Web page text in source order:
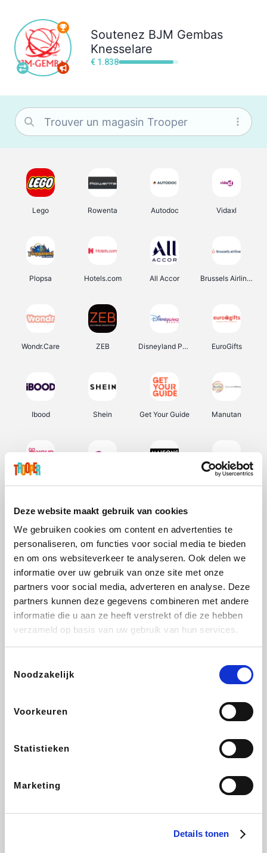
Deze website maakt gebruik van cookies
We gebruiken cookies om content en advertenties te
personaliseren, om functies voor social media te bieden
en om ons websiteverkeer te analyseren. Ook delen we
informatie over uw gebruik van onze site met onze
partners voor social media, adverteren en analyse. Deze
partners kunnen deze gegevens combineren met andere
informatie die u aan ze heeft verstrekt of die ze hebben
verzameld op basis van uw gebruik van hun services.
Noodzakelijk
Voorkeuren
Statistieken
Marketing
Details tonen
Soutenez BJM Gembas
Knesselare
€ 1.838
Lego Rowenta Autodoc Vidaxl
Plopsa Hotels.com All Accor Brussels Airlines
Wondr.Care ZEB Disneyland Paris EuroGifts
Ibood Shein Get Your Guide Manutan
Weekendesk Sarenza Schiesser Interhome
Lufthansa
CheapTickets.be DeubaXXL